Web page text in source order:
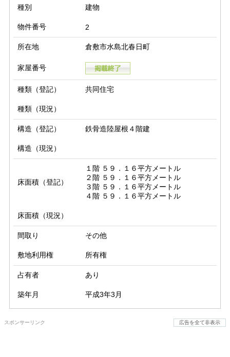
種別 建物
物件番号 2
所在地 倉敷市水島北春日町
家屋番号
種類（登記） 共同住宅
種類（現況）
構造（登記） 鉄骨造陸屋根４階建
構造（現況）
床面積（登記）
１階 ５９．１６平方メートル
２階 ５９．１６平方メートル
３階 ５９．１６平方メートル
４階 ５９．１６平方メートル
床面積（現況）
間取り その他
敷地利用権 所有権
占有者 あり
築年月 平成3年3月
スポンサーリンク 広告を全て非表示